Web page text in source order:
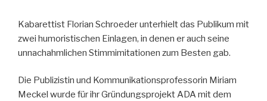
Kabarettist Florian Schroeder unterhielt das Publikum mit
zwei humoristischen Einlagen, in denen er auch seine
unnachahmlichen Stimmimitationen zum Besten gab.
Die Publizistin und Kommunikationsprofessorin Miriam
Meckel wurde für ihr Gründungsprojekt ADA mit dem